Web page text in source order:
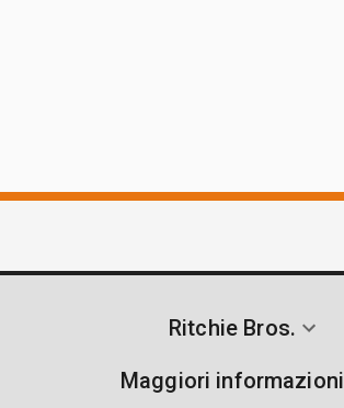
Ritchie Bros.
Maggiori informazioni